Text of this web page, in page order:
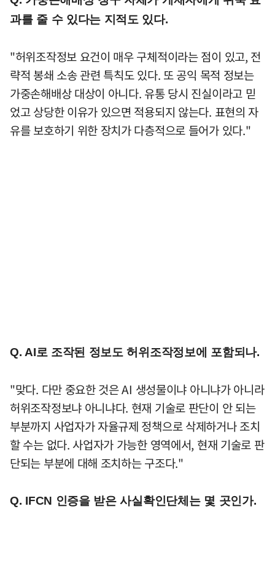
과를 줄 수 있다는 지적도 있다.
"허위조작정보 요건이 매우 구체적이라는 점이 있고, 전
략적 봉쇄 소송 관련 특칙도 있다. 또 공익 목적 정보는
가중손해배상 대상이 아니다. 유통 당시 진실이라고 믿
었고 상당한 이유가 있으면 적용되지 않는다. 표현의 자
유를 보호하기 위한 장치가 다층적으로 들어가 있다."
Q. AI로 조작된 정보도 허위조작정보에 포함되나.
"맞다. 다만 중요한 것은 AI 생성물이냐 아니냐가 아니라
허위조작정보냐 아니냐다. 현재 기술로 판단이 안 되는
부분까지 사업자가 자율규제 정책으로 삭제하거나 조치
할 수는 없다. 사업자가 가능한 영역에서, 현재 기술로 판
단되는 부분에 대해 조치하는 구조다."
Q. IFCN 인증을 받은 사실확인단체는 몇 곳인가.